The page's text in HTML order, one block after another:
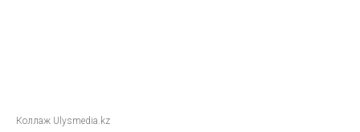
Коллаж Ulysmedia.kz